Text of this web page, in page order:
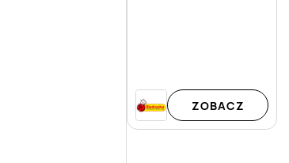
ZOBACZ